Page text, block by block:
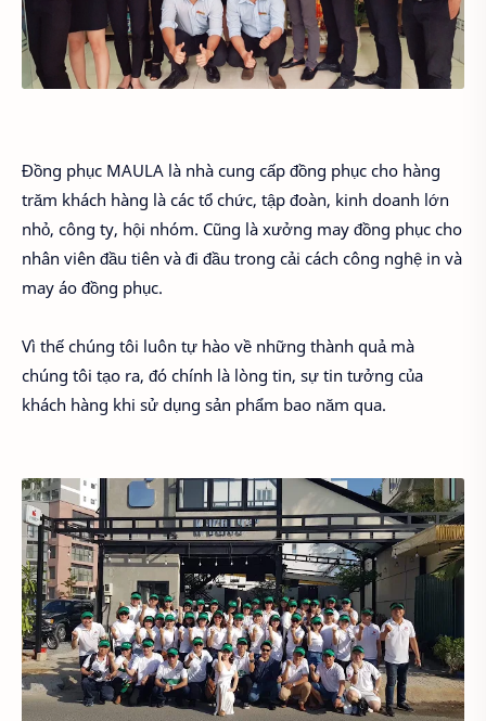
Đồng phục MAULA là nhà cung cấp đồng phục cho hàng
trăm khách hàng là các tổ chức, tập đoàn, kinh doanh lớn
nhỏ, công ty, hội nhóm. Cũng là xưởng may đồng phục cho
nhân viên đầu tiên và đi đầu trong cải cách công nghệ in và
may áo đồng phục.
Vì thế chúng tôi luôn tự hào về những thành quả mà
chúng tôi tạo ra, đó chính là lòng tin, sự tin tưởng của
khách hàng khi sử dụng sản phẩm bao năm qua.